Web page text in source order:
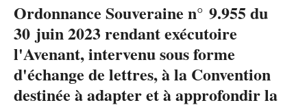
Ordonnance Souveraine n° 9.955 du
30 juin 2023 rendant exécutoire
l'Avenant, intervenu sous forme
d'échange de lettres, à la Convention
destinée à adapter et à approfondir la